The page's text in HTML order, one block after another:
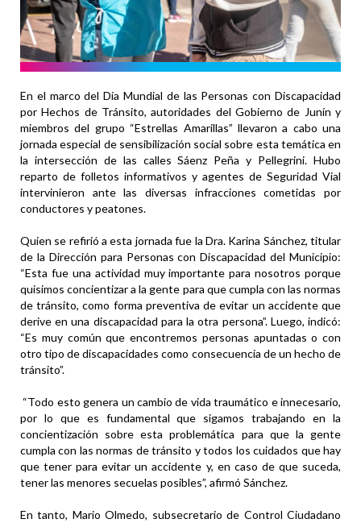
En el marco del Día Mundial de las Personas con Discapacidad
por Hechos de Tránsito, autoridades del Gobierno de Junín y
miembros del grupo “Estrellas Amarillas” llevaron a cabo una
jornada especial de sensibilización social sobre esta temática en
la intersección de las calles Sáenz Peña y Pellegrini. Hubo
reparto de folletos informativos y agentes de Seguridad Vial
intervinieron ante las diversas infracciones cometidas por
conductores y peatones.
Quien se refirió a esta jornada fue la Dra. Karina Sánchez, titular
de la Dirección para Personas con Discapacidad del Municipio:
“Esta fue una actividad muy importante para nosotros porque
quisimos concientizar a la gente para que cumpla con las normas
de tránsito, como forma preventiva de evitar un accidente que
derive en una discapacidad para la otra persona”. Luego, indicó:
“Es muy común que encontremos personas apuntadas o con
otro tipo de discapacidades como consecuencia de un hecho de
tránsito”.
“Todo esto genera un cambio de vida traumático e innecesario,
por lo que es fundamental que sigamos trabajando en la
concientización sobre esta problemática para que la gente
cumpla con las normas de tránsito y todos los cuidados que hay
que tener para evitar un accidente y, en caso de que suceda,
tener las menores secuelas posibles”, afirmó Sánchez.
En tanto, Mario Olmedo, subsecretario de Control Ciudadano